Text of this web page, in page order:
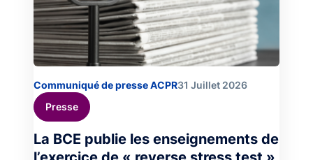
Communiqué de presse ACPR31 Juillet 2026
Presse
La BCE publie les enseignements de